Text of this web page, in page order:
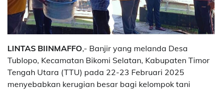
LINTAS BIINMAFFO,- Banjir yang melanda Desa
Tublopo, Kecamatan Bikomi Selatan, Kabupaten Timor
Tengah Utara (TTU) pada 22-23 Februari 2025
menyebabkan kerugian besar bagi kelompok tani